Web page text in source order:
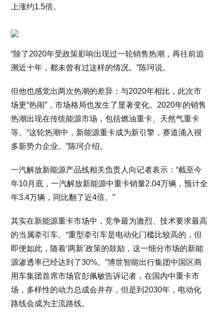
上涨约1.5倍。
“除了2020年受政策影响出现过一轮销售热潮，再往前追
溯近十年，都未曾有过这样的情况。”陈珂说。
但他也感觉出两次热潮的差异：与2020年相比，此次市
场更“热闹”，市场格局也发生了显著变化。2020年的销售
热潮出现在传统能源市场，包括燃油重卡、天然气重卡
等。“这轮热潮中，新能源重卡成为新引擎，赛道涌入很
多新势力企业。”陈珂介绍。
一汽解放新能源产品线相关负责人向记者表示：“截至今
年10月底，一汽解放新能源中重卡销量2.04万辆，预计全
年3.4万辆，同比翻了近4倍。”
其实在新能源重卡市场中，竞争最为激烈、技术要求最高
的当属牵引车。“重型牵引车是电动化门槛比较高的，但
即便如此，随着‘两新’政策的鼓励，这一细分市场的新能
源渗透率已经达到了30%。”博世智能出行集团中国区商
用车集团首席市场官彭佩敏告诉记者，在国内中重卡市
场，多样性的动力总成会并存，但是到2030年，电动化
路线会成为主流路线。